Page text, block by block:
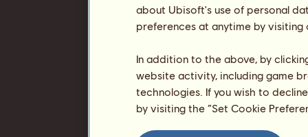
about Ubisoft's use of personal
preferences at anytime by
In addition to the above, by
website activity, including game
technologies. If you wish to
by visiting the “Set Cookie